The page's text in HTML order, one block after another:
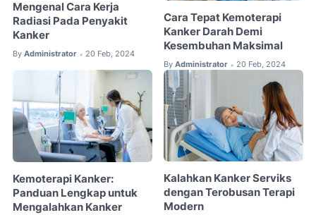
Mengenal Cara Kerja
Radiasi Pada Penyakit
Kanker
By Administrator • 20 Feb, 2024
Cara Tepat Kemoterapi
Kanker Darah Demi
Kesembuhan Maksimal
By Administrator • 20 Feb, 2024
Kemoterapi Kanker:
Panduan Lengkap untuk
Mengalahkan Kanker
Kalahkan Kanker Serviks
dengan Terobusan Terapi
Modern